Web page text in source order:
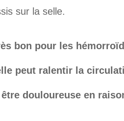
sur la selle.
bon pour les
peut ralentir la
douloureuse en